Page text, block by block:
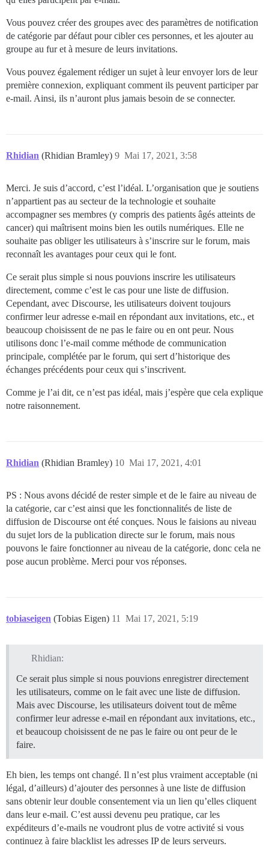
Vous pouvez créer des groupes avec des paramètres de notification
de catégorie par défaut pour cibler ces personnes, et les ajouter au
groupe au fur et à mesure de leurs invitations.
Vous pouvez également rédiger un sujet à leur envoyer lors de leur
première connexion, expliquant comment ils peuvent participer par
e-mail. Ainsi, ils n’auront plus jamais besoin de se connecter.
Rhidian (Rhidian Bramley) Mai 17, 2021, 3:58
9
Merci. Je suis d’accord, c’est l’idéal. L’organisation que je soutiens
n’appartient pas au secteur de la technologie et souhaite
accompagner ses membres (y compris des patients âgés atteints de
cancer) qui maîtrisent moins bien les outils numériques. Elle ne
souhaite pas obliger les utilisateurs à s’inscrire sur le forum, mais
reconnaît les avantages pour ceux qui le font.
Ce serait plus simple si nous pouvions inscrire les utilisateurs
directement, comme c’est le cas pour une liste de diffusion.
Cependant, avec Discourse, les utilisateurs doivent toujours
confirmer leur adresse e-mail en répondant aux invitations, etc., et
beaucoup choisissent de ne pas le faire ou en ont peur. Nous
utilisons donc l’e-mail comme méthode de communication
principale, complétée par le forum, qui sert d’historique des
échanges précédents pour ceux qui s’inscrivent.
Comme je l’ai dit, ce n’est pas idéal, mais j’espère que cela explique
notre raisonnement.
Rhidian (Rhidian Bramley) Mai 17, 2021, 4:01
10
PS : Nous avons décidé de rester simple et de le faire au niveau de
la catégorie, car c’est ainsi que les fonctionnalités de liste de
diffusion de Discourse ont été conçues. Nous le faisions au niveau
du sujet lors de la publication directe sur le forum, mais nous
pouvons le faire fonctionner au niveau de la catégorie, donc cela ne
pose aucun problème. Merci pour vos réponses.
tobiaseigen (Tobias Eigen) Mai 17, 2021, 5:19
11
Rhidian:
Ce serait plus simple si nous pouvions enregistrer directement
les utilisateurs, comme on le fait avec une liste de diffusion.
Mais avec Discourse, les utilisateurs doivent tout de même
confirmer leur adresse e-mail en répondant aux invitations, etc.,
et beaucoup choisissent de ne pas le faire ou ont peur de le
faire.
Eh bien, les temps ont changé. Il n’est plus vraiment acceptable (ni
légal, d’ailleurs) d’ajouter des personnes à une liste de diffusion
sans obtenir leur double consentement via un lien qu’elles cliquent
dans leur e-mail. C’est aussi devenu peu pratique, car les
expéditeurs d’e-mails ne voudront plus de votre activité si vous
continuez à faire blacklist les adresses IP de leurs serveurs.